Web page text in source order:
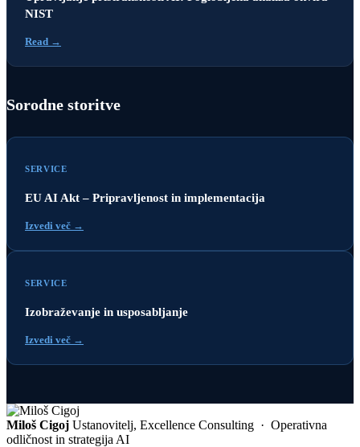
NIST
Read →
Sorodne storitve
SERVICE
EU AI Akt – Pripravljenost in implementacija
Izvedi več →
SERVICE
Izobraževanje in usposabljanje
Izvedi več →
Miloš Cigoj Ustanovitelj, Excellence Consulting · Operativna
odličnost in strategija AI